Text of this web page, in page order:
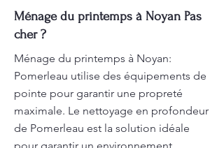
Ménage du printemps à Noyan Pas
cher ?
Ménage du printemps à Noyan:
Pomerleau utilise des équipements de
pointe pour garantir une propreté
maximale. Le nettoyage en profondeur
de Pomerleau est la solution idéale